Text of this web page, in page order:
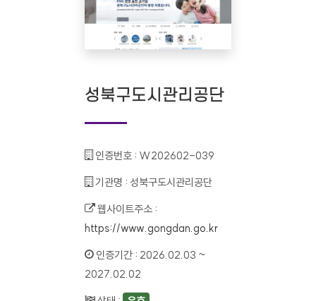
성북구도시관리공단
인증번호 : W202602-039
기관명 : 성북구도시관리공단
웹사이트주소 :
https://www.gongdan.go.kr
인증기간 : 2026.02.03 ~
2027.02.02